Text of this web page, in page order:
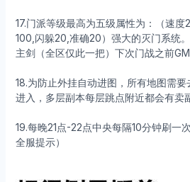
17.门派等级最高为五级属性为：（速
100,闪躲20,准确20）强大的灭门系统
主剑（全区仅此一把）下次门战之前
18.为防止外挂自动进图，所有地图需
进入，多层副本每层跳点附近都会有卖
19.每晚21点-22点中央每隔10分钟刷一
全服提示）